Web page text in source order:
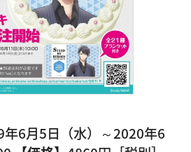
年6月5日（水）～2020年6